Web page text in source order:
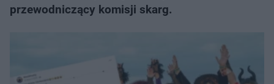
przewodniczący komisji skarg.